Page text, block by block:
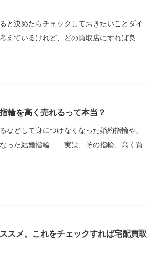
と決めたらチェックしておきたいことダイ
えているけれど、どの買取店にすれば良
輪を高く売れるって本当？
などして身につけなくなった婚約指輪や、
った結婚指輪……実は、その指輪、高く買
スメ。これをチェックすれば宅配買取